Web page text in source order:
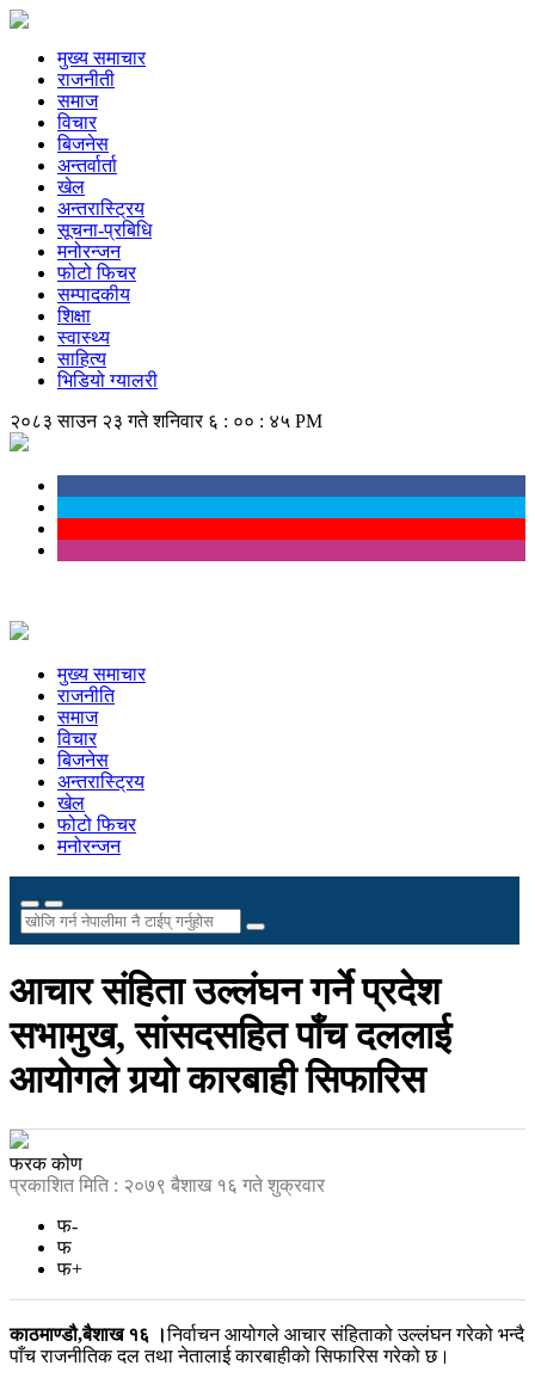
मुख्य समाचार
राजनीती
समाज
विचार
बिजनेस
अन्तर्वार्ता
खेल
अन्तरास्ट्रिय
सूचना-प्रबिधि
मनोरन्जन
फोटो फिचर
सम्पादकीय
शिक्षा
स्वास्थ्य
साहित्य
भिडियो ग्यालरी
२०८३ साउन २३ गते शनिवार ६ : ०० : ४५ PM
मुख्य समाचार
राजनीति
समाज
विचार
बिजनेस
अन्तरास्ट्रिय
खेल
फोटो फिचर
मनोरन्जन
आचार संहिता उल्लंघन गर्ने प्रदेश
सभामुख, सांसदसहित पाँच दललाई
आयोगले गर्‍यो कारबाही सिफारिस
फरक कोण
प्रकाशित मिति : २०७९ बैशाख १६ गते शुक्रवार
फ-
फ
फ+
काठमाण्डौ,बैशाख १६ ।निर्वाचन आयोगले आचार संहिताको उल्लंघन गरेको भन्दै
पाँच राजनीतिक दल तथा नेतालाई कारबाहीको सिफारिस गरेको छ।